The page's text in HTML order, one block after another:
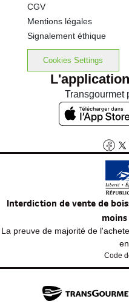
CGV
Mentions légales
Signalement éthique
Cookies Settings
Transgourmet
Interdiction de vente de
La preuve de majorité de
Code